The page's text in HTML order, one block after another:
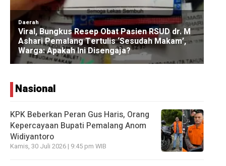
Nasional
KPK Beberkan Peran Gus Haris, Orang
Kepercayaan Bupati Pemalang Anom
Widiyantoro
Kamis, 30 Juli 2026 | 9:45 pm WIB